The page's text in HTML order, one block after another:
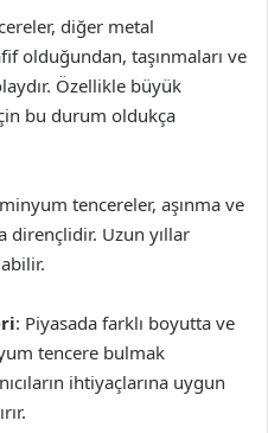
diğer metal
olduğundan, taşınmaları ve
Özellikle büyük
bu durum oldukça
tencereler, aşınma ve
dirençlidir. Uzun yıllar
: Piyasada farklı boyutta ve
tencere bulmak
ihtiyaçlarına uygun